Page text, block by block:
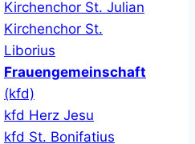
Kirchenchor St. Julian
Kirchenchor St.
Liborius
Frauengemeinschaft
(kfd)
kfd Herz Jesu
kfd St. Bonifatius